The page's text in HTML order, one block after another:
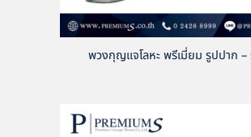
พวงกุญแจโลหะ พรีเมี่ยม รูปปาก –